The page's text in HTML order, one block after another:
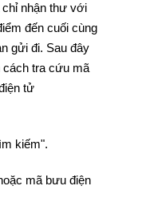
chỉ nhận thư với
đến cuối cùng
gửi đi. Sau đây
cách tra cứu mã
tử
kiếm".
mã bưu điện